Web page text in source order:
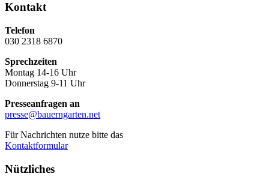
Kontakt
Telefon
030 2318 6870
Sprechzeiten
Montag 14-16 Uhr
Donnerstag 9-11 Uhr
Presseanfragen an
presse@bauerngarten.net
Für Nachrichten nutze bitte das
Kontaktformular
Nützliches